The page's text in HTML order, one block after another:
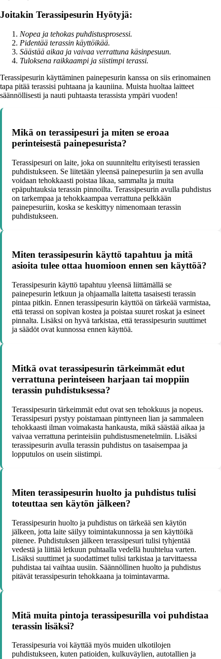
Joitakin Terassipesurin Hyötyjä:
Nopea ja tehokas puhdistusprosessi.
Pidentää terassin käyttöikää.
Säästää aikaa ja vaivaa verrattuna käsinpesuun.
Tuloksena raikkaampi ja siistimpi terassi.
Terassipesurin käyttäminen painepesurin kanssa on siis erinomainen
tapa pitää terassisi puhtaana ja kauniina. Muista huoltaa laitteet
säännöllisesti ja nauti puhtaasta terassista ympäri vuoden!
Mikä on terassipesuri ja miten se eroaa
perinteisestä painepesurista?
Terassipesuri on laite, joka on suunniteltu erityisesti terassien
puhdistukseen. Se liitetään yleensä painepesuriin ja sen avulla
voidaan tehokkaasti poistaa likaa, sammalta ja muita
epäpuhtauksia terassin pinnoilta. Terassipesurin avulla puhdistus
on tarkempaa ja tehokkaampaa verrattuna pelkkään
painepesuriin, koska se keskittyy nimenomaan terassin
puhdistukseen.
Miten terassipesurin käyttö tapahtuu ja mitä
asioita tulee ottaa huomioon ennen sen käyttöä?
Terassipesurin käyttö tapahtuu yleensä liittämällä se
painepesurin letkuun ja ohjaamalla laitetta tasaisesti terassin
pintaa pitkin. Ennen terassipesurin käyttöä on tärkeää varmistaa,
että terassi on sopivan kostea ja poistaa suuret roskat ja esineet
pinnalta. Lisäksi on hyvä tarkistaa, että terassipesurin suuttimet
ja säädöt ovat kunnossa ennen käyttöä.
Mitkä ovat terassipesurin tärkeimmät edut
verrattuna perinteiseen harjaan tai moppiin
terassin puhdistuksessa?
Terassipesurin tärkeimmät edut ovat sen tehokkuus ja nopeus.
Terassipesuri pystyy poistamaan pinttyneen lian ja sammaleen
tehokkaasti ilman voimakasta hankausta, mikä säästää aikaa ja
vaivaa verrattuna perinteisiin puhdistusmenetelmiin. Lisäksi
terassipesurin avulla terassin puhdistus on tasaisempaa ja
lopputulos on usein siistimpi.
Miten terassipesurin huolto ja puhdistus tulisi
toteuttaa sen käytön jälkeen?
Terassipesurin huolto ja puhdistus on tärkeää sen käytön
jälkeen, jotta laite säilyy toimintakunnossa ja sen käyttöikä
pitenee. Puhdistuksen jälkeen terassipesuri tulisi tyhjentää
vedestä ja liittää letkuun puhtaalla vedellä huuhtelua varten.
Lisäksi suuttimet ja suodattimet tulisi tarkistaa ja tarvittaessa
puhdistaa tai vaihtaa uusiin. Säännöllinen huolto ja puhdistus
pitävät terassipesurin tehokkaana ja toimintavarma.
Mitä muita pintoja terassipesurilla voi puhdistaa
terassin lisäksi?
Terassipesuria voi käyttää myös muiden ulkotilojen
puhdistukseen, kuten patioiden, kulkuväylien, autotallien ja